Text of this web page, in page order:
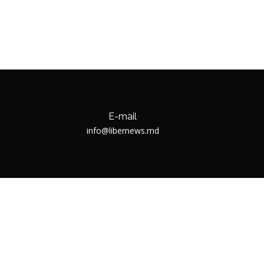
E-mail
info@libernews.md